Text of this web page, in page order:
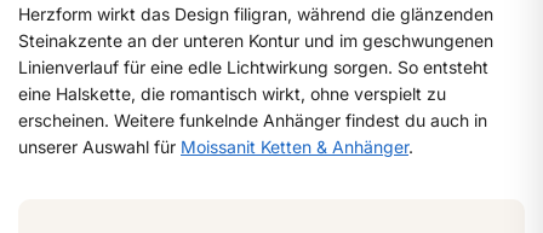
Herzform wirkt das Design filigran, während die glänzenden
Steinakzente an der unteren Kontur und im geschwungenen
Linienverlauf für eine edle Lichtwirkung sorgen. So entsteht
eine Halskette, die romantisch wirkt, ohne verspielt zu
erscheinen. Weitere funkelnde Anhänger findest du auch in
unserer Auswahl für Moissanit Ketten & Anhänger.